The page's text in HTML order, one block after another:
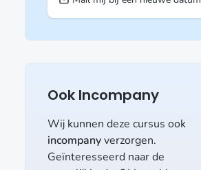
Ook Incompany
Wij kunnen deze cursus ook
incompanyverzorgen.
Geïnteresseerd naar de